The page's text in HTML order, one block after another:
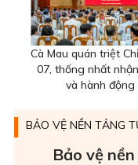
Cà Mau quán triệt
07, thống nhất
và hành động
BẢO VỆ NỀN TẢNG
Bảo vệ